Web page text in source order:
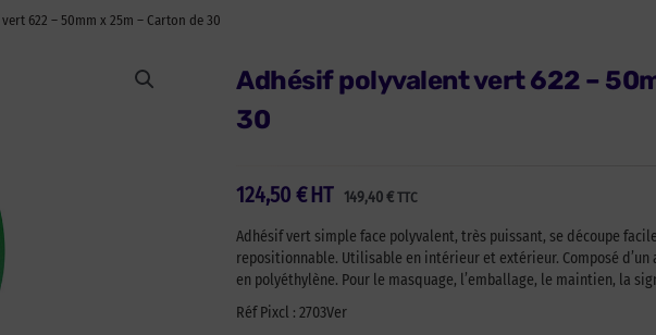
622 – 50mm x 25m – Carton de 30
Adhésif polyvalent vert 622 –
30
124,50 € 149,40€ TTC
HT
Adhésif vert simple face polyvalent, très puissant, se découpe
repositionnable. Utilisable en intérieur et extérieur. Composé
en polyéthylène. Pour le masquage, l’emballage, le maintien, la
Réf Pixcl : 2703Ver